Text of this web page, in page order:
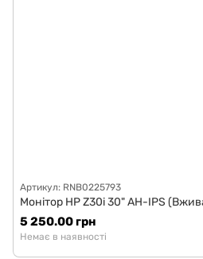
Артикул: RNB0225793
Монітор HP Z30i 30" AH-IPS
5 250.00 грн
Немає в наявності